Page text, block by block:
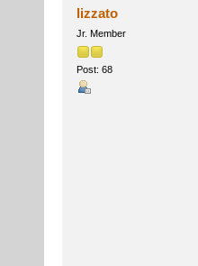
lizzato
Jr. Member
Post: 68